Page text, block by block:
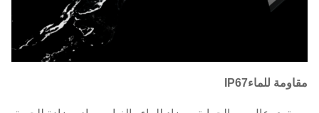
مقاومة للماءIP67